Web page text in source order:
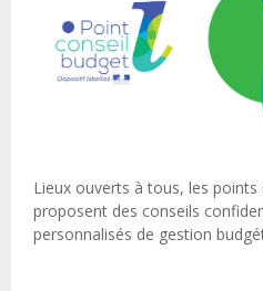
Lieux ouverts à tous, les points
proposent des conseils
personnalisés de gestion